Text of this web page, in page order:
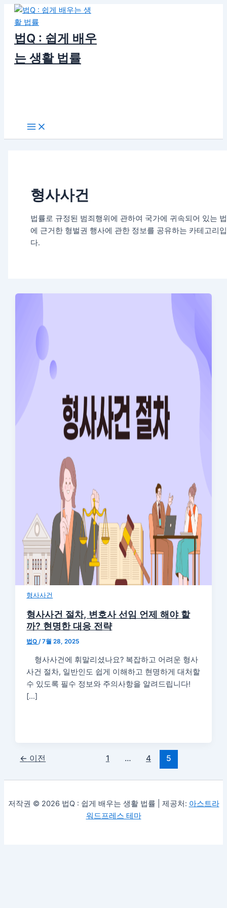
법Q : 쉽게 배우
는 생활 법률
Main
Menu
형사사건
법률로 규정된 범죄행위에 관하여 국가에 귀속되어 있는
에 근거한 형벌권 행사에 관한 정보를 공유하는 카테고리
다.
형사사건
형사사건 절차, 변호사 선임 언제 해야 할
까? 현명한 대응 전략
법Q/7월 28, 2025
형사사건에 휘말리셨나요? 복잡하고 어려운 형사
사건 절차, 일반인도 쉽게 이해하고 현명하게 대처할
수 있도록 필수 정보와 주의사항을 알려드립니다!
[…]
← 이전 1 … 4 5
저작권 © 2026 법Q : 쉽게 배우는 생활 법률 | 제공처: 아스트라
워드프레스 테마